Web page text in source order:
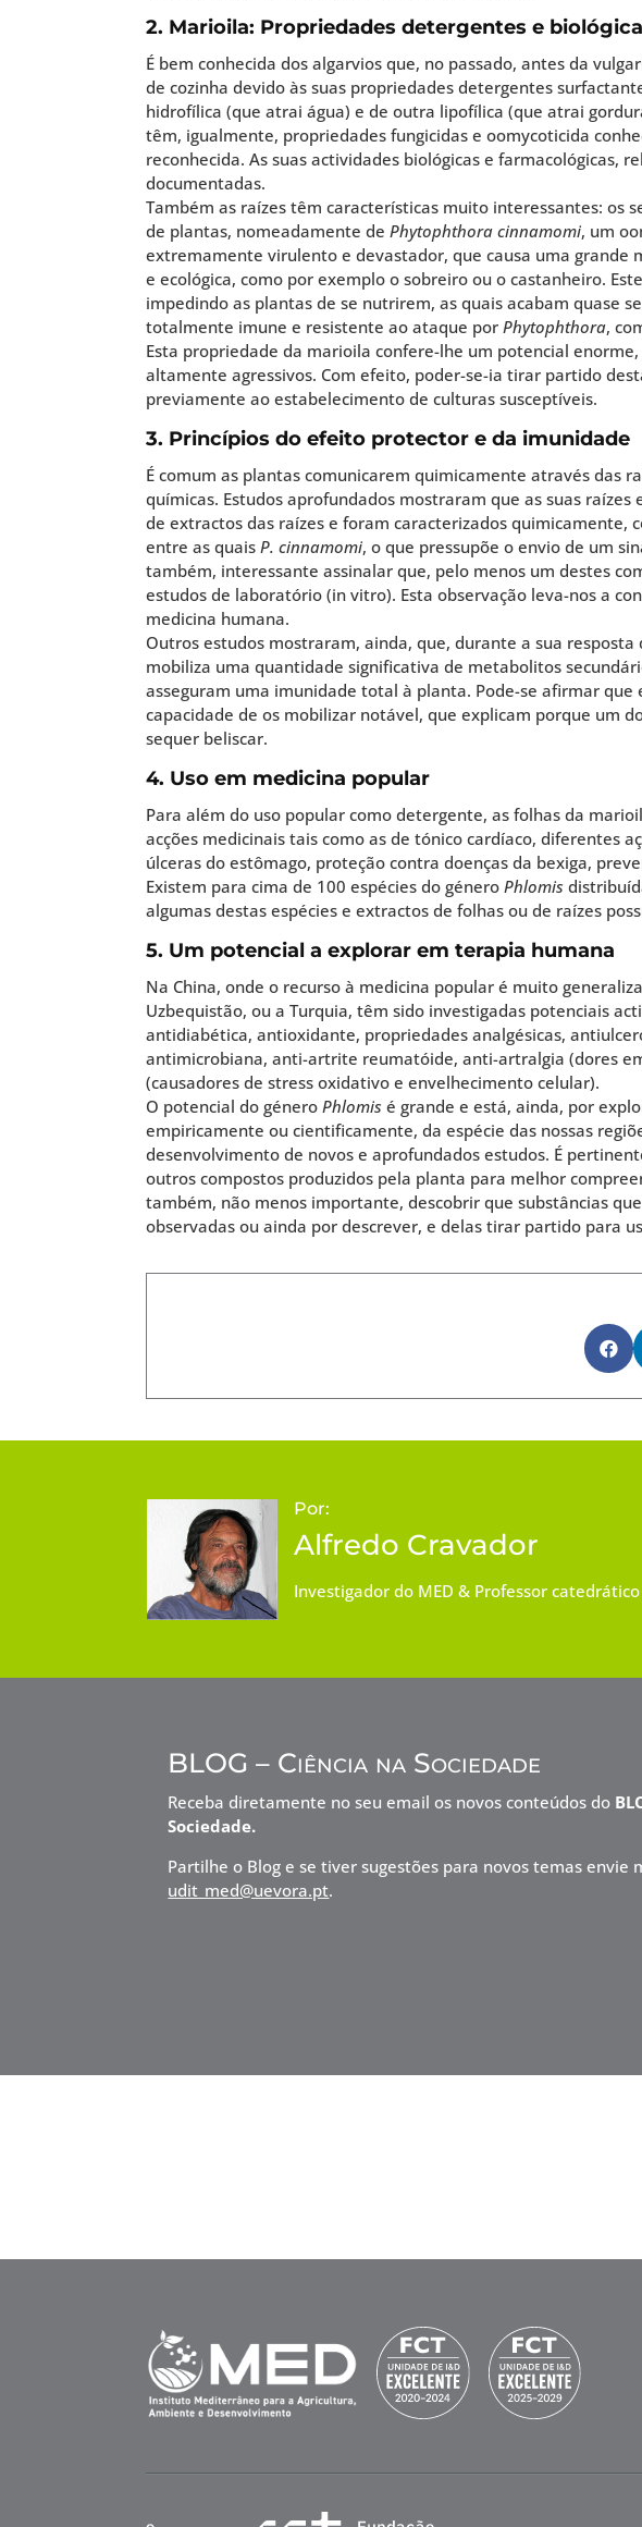
2. Marioila: Propriedades detergentes e
É bem conhecida dos algarvios que, no passado, antes da
de cozinha devido às suas propriedades detergentes
hidrofílica (que atrai água) e de outra lipofílica (que atrai
têm, igualmente, propriedades fungicidas e oomycoticida
reconhecida. As suas actividades biológicas e farmacológicas,
documentadas.
Também as raízes têm características muito interessantes: os
de plantas, nomeadamente dePhytophthora cinnamomi, um
extremamente virulento e devastador, que causa uma
e ecológica, como por exemplo o sobreiro ou o castanheiro.
impedindo as plantas de se nutrirem, as quais acabam quase
totalmente imune e resistente ao ataque porPhytophthora,
Esta propriedade da marioila confere-lhe um potencial
altamente agressivos. Com efeito, poder-se-ia tirar partido
previamente ao estabelecimento de culturas susceptíveis.
3. Princípios do efeito protector e da imunidade
É comum as plantas comunicarem quimicamente através das
químicas. Estudos aprofundados mostraram que as suas
de extractos das raízes e foram caracterizados
entre as quaisP. cinnamomi, o que pressupõe o envio de um
também, interessante assinalar que, pelo menos um destes
estudos de laboratório (in vitro). Esta observação leva-nos a
medicina humana.
Outros estudos mostraram, ainda, que, durante a sua
mobiliza uma quantidade significativa de metabolitos
asseguram uma imunidade total à planta. Pode-se afirmar
capacidade de os mobilizar notável, que explicam porque um
sequer beliscar.
4. Uso em medicina popular
Para além do uso popular como detergente, as folhas da
acções medicinais tais como as de tónico cardíaco, diferentes
úlceras do estômago, proteção contra doenças da bexiga,
Existem para cima de 100 espécies do géneroPhlomis
algumas destas espécies e extractos de folhas ou de raízes
5. Um potencial a explorar em terapia humana
Na China, onde o recurso à medicina popular é muito
Uzbequistão, ou a Turquia, têm sido investigadas potenciais
antidiabética, antioxidante, propriedades analgésicas,
antimicrobiana, anti-artrite reumatóide, anti-artralgia (dores
(causadores de stress oxidativo e envelhecimento celular).
O potencial do géneroPhlomis é grande e está, ainda, por
empiricamente ou cientificamente, da espécie das nossas
desenvolvimento de novos e aprofundados estudos. É
outros compostos produzidos pela planta para melhor
também, não menos importante, descobrir que substâncias
observadas ou ainda por descrever, e delas tirar partido para

Por:
Alfredo Cravador
Investigador do MED & Professor
BLOG – Ciência na Sociedade
Receba diretamente no seu email os novos conteúdos do
Sociedade.
Partilhe o Blog e se tiver sugestões para novos temas envie
udit_med@uevora.pt.